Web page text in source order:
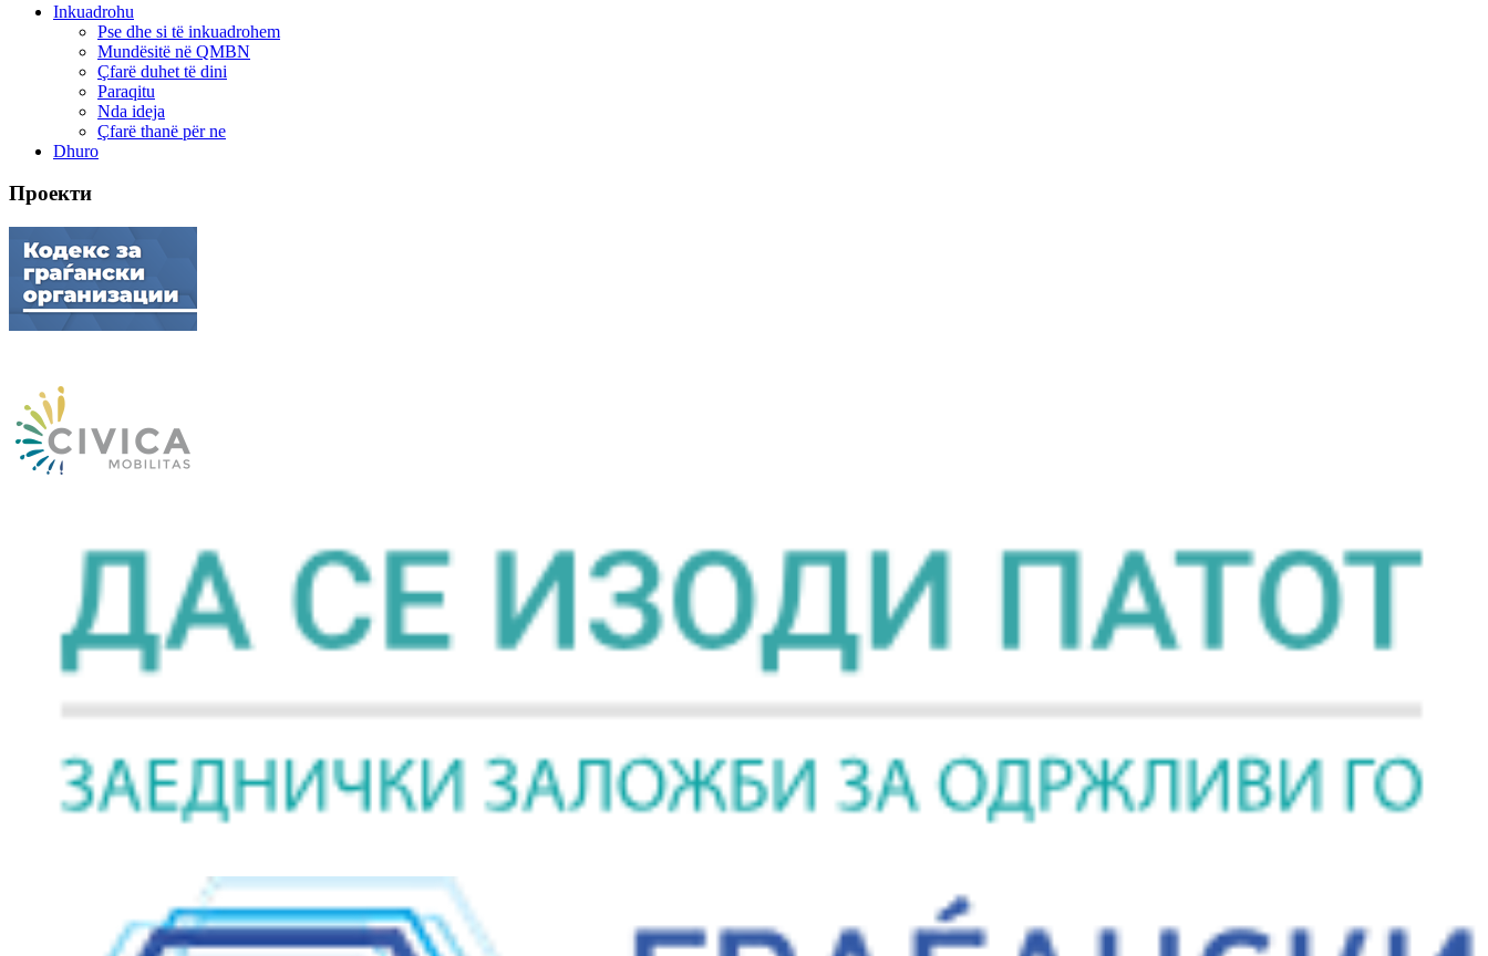
Inkuadrohu
Pse dhe si të inkuadrohem
Mundësitë në QMBN
Çfarë duhet të dini
Paraqitu
Nda ideja
Çfarë thanë për ne
Dhuro
Проекти